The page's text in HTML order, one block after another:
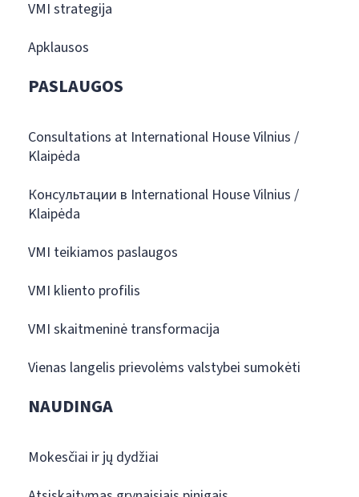
VMI strategija
Apklausos
PASLAUGOS
Consultations at International House Vilnius /
Klaipėda
Консультации в International House Vilnius /
Klaipėda
VMI teikiamos paslaugos
VMI kliento profilis
VMI skaitmeninė transformacija
Vienas langelis prievolėms valstybei sumokėti
NAUDINGA
Mokesčiai ir jų dydžiai